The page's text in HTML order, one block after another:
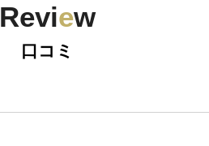
Review
口コミ